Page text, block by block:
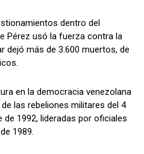
dentro del
Pérez usó la fuerza contra la
dejó más de 3.600 muertos, de
en la democracia venezolana
las rebeliones militares del 4
1992, lideradas por oficiales
1989.